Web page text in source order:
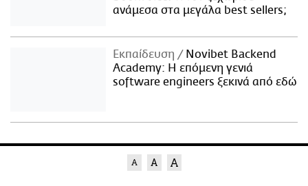
ανάμεσα στα μεγάλα best sellers;
Εκπαίδευση
Novibet Backend
Academy: Η επόμενη γενιά
software engineers ξεκινά από εδώ